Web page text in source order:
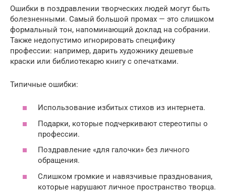
Ошибки в поздравлении творческих людей могут быть
болезненными. Самый большой промах — это слишком
формальный тон, напоминающий доклад на собрании.
Также недопустимо игнорировать специфику
профессии: например, дарить художнику дешевые
краски или библиотекарю книгу с опечатками.
Типичные ошибки:
Использование избитых стихов из интернета.
Подарки, которые подчеркивают стереотипы о
профессии.
Поздравление «для галочки» без личного
обращения.
Слишком громкие и навязчивые празднования,
которые нарушают личное пространство творца.